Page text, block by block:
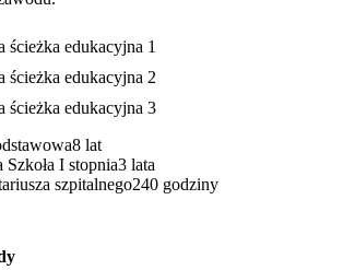
ścieżka edukacyjna 1
ścieżka edukacyjna 2
ścieżka edukacyjna 3
8 lat
I stopnia3 lata
szpitalnego240 godziny